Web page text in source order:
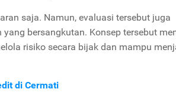
saja. Namun, evaluasi tersebut juga
bersangkutan. Konsep tersebut
risiko secara bijak dan mampu
di Cermati